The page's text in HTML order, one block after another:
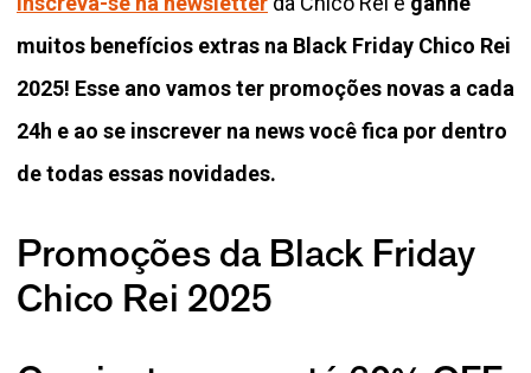
muitos benefícios extras na Black Friday Chico Rei
2025! Esse ano vamos ter promoções novas a cada
24h e ao se inscrever na news você fica por dentro
de todas essas novidades.
Promoções da Black Friday
Chico Rei 2025